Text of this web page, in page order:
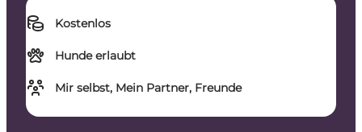
Kostenlos
Hunde erlaubt
Mir selbst, Mein Partner, Freunde